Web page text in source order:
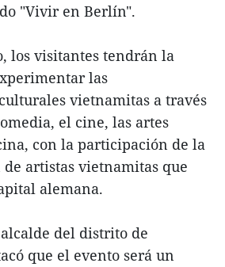
"Vivir en Berlín".
los visitantes tendrán la
las
vietnamitas a través
el cine, las artes
con la participación de la
artistas vietnamitas que
alemana.
del distrito de
que el evento será un